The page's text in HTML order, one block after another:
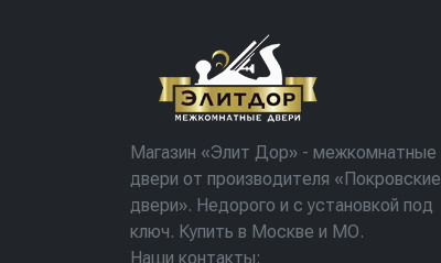
Магазин «Элит Дор» - межкомнатные
двери от производителя «Покровские
двери». Недорого и с установкой под
ключ. Купить в Москве и МО.
Наши контакты: